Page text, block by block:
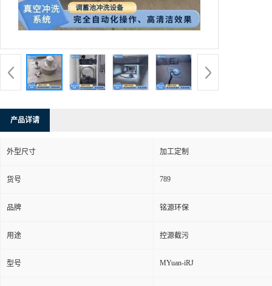
产品详请
外型尺寸 加工定制
货号 789
品牌 铭源环保
用途 控源截污
型号 MYuan-iRJ